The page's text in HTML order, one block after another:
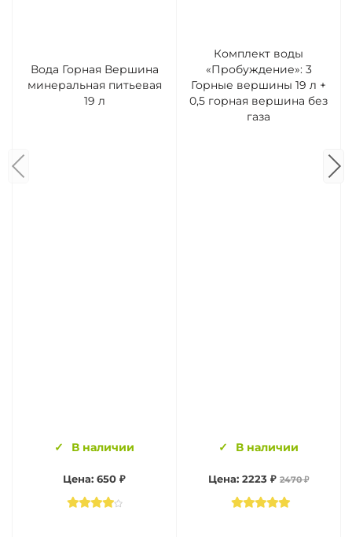
Вода Горная Вершина
минеральная питьевая
19 л
В наличии
Цена: 650 ₽
Комплект воды
«Пробуждение»: 3
Горные вершины 19 л +
0,5 горная вершина без
газа
В наличии
Цена: 2223 ₽ 2470 ₽